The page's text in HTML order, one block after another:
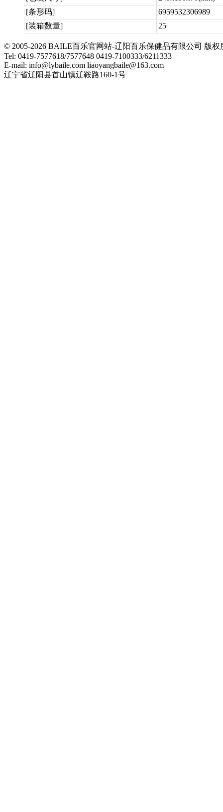
[条形码]
6959532306989
[装箱数量]
25
© 2005-2026 BAILE百乐官网站-辽阳百乐保健品有限公司 版
Tel: 0419-7577618/7577648 0419-7100333/6211333
E-mail: info@lybaile.com liaoyangbaile@163.com
辽宁省辽阳县首山镇辽鞍路160-1号